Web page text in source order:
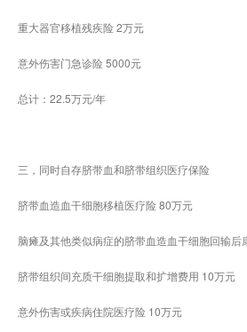
重大器官移植残疾险 2万元
意外伤害门急诊险 5000元
总计：22.5万元/年
三，同时自存脐带血和脐带组织医疗保险
脐带血造血干细胞移植医疗险 80万元
脑瘫及其他类似病症的脐带血造血干细胞回输后
脐带组织间充质干细胞提取和扩增费用 10万元
意外伤害或疾病住院医疗险 10万元